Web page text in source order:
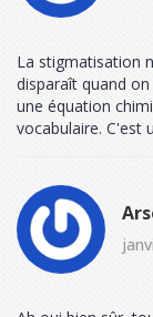
La stigmatisation
disparaît quand
une équation
vocabulaire. C'est